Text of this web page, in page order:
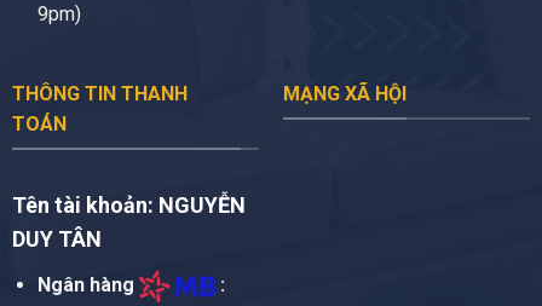
9pm)
THÔNG TIN THANH
TOÁN
Tên tài khoản: NGUYỄN
DUY TÂN
Ngân hàng :
MẠNG XÃ HỘI